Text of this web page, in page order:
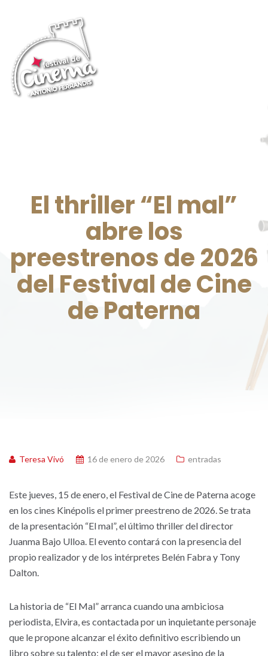
El thriller “El mal”
abre los
preestrenos de 2026
del Festival de Cine
de Paterna
Teresa Vivó 16 de enero de 2026 entradas
Este jueves, 15 de enero, el Festival de Cine de Paterna acoge
en los cines Kinépolis el primer preestreno de 2026. Se trata
de la presentación “El mal”, el último thriller del director
Juanma Bajo Ulloa. El evento contará con la presencia del
propio realizador y de los intérpretes Belén Fabra y Tony
Dalton.
La historia de “El Mal” arranca cuando una ambiciosa
periodista, Elvira, es contactada por un inquietante personaje
que le propone alcanzar el éxito definitivo escribiendo un
libro sobre su talento: el de ser el mayor asesino de la